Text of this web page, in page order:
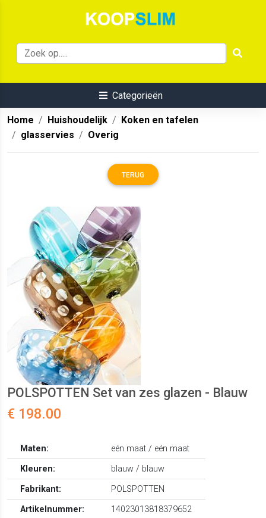
Categorieën
Home Huishoudelijk
Koken en tafelen
glasservies
Overig
TERUG
POLSPOTTEN Set van zes glazen - Blauw
€ 198.00
Maten:
eén maat / eén maat
Kleuren:
blauw / blauw
Fabrikant:
POLSPOTTEN
Artikelnummer:
14023013818379652